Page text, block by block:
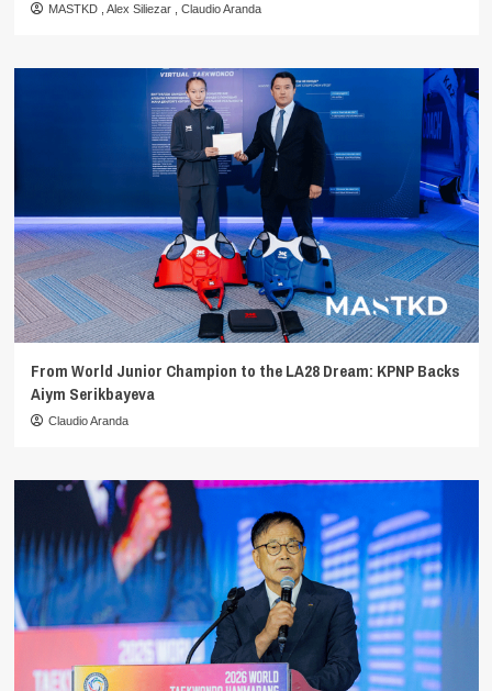
MASTKD Alex Siliezar Claudio Aranda
From World Junior Champion to the LA28 Dream: KPNP Backs
Aiym Serikbayeva
Claudio Aranda